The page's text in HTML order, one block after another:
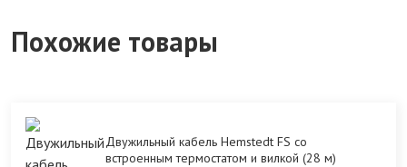
Похожие товары
Двужильный кабель Hemstedt FS со
встроенным термостатом и вилкой (28 м)